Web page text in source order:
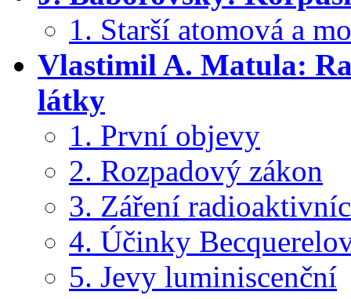
1. Starší atomová a
Vlastimil A. Matula:
látky
1. První objevy
2. Rozpadový zákon
3. Záření
4. Účinky
5. Jevy luminiscenční